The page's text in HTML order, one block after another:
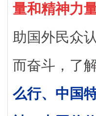
量和精神力量
助国外民众
而奋斗，了
么行、中国